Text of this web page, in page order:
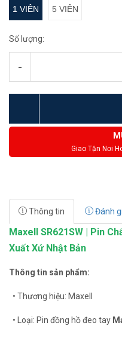
1 VIÊN 5 VIÊN
Số lượng:
-
Giao Tận Nơi
Thông tin Đánh
Maxell SR621SW | Pin
Xuất Xứ Nhật Bản
Thông tin sản phẩm:
• Thương hiệu: Maxell
• Loại: Pin đồng hồ đeo tay